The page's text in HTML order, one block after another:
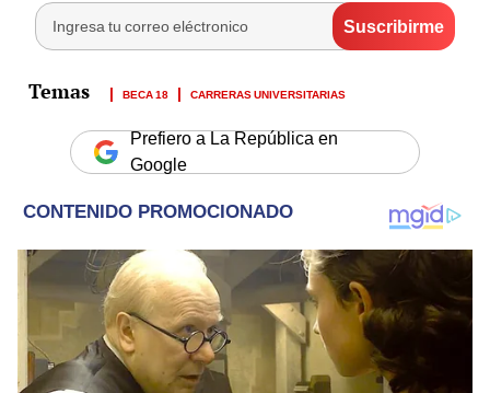
BECA 18 CARRERAS UNIVERSITARIAS
Prefiero a La República en
Google